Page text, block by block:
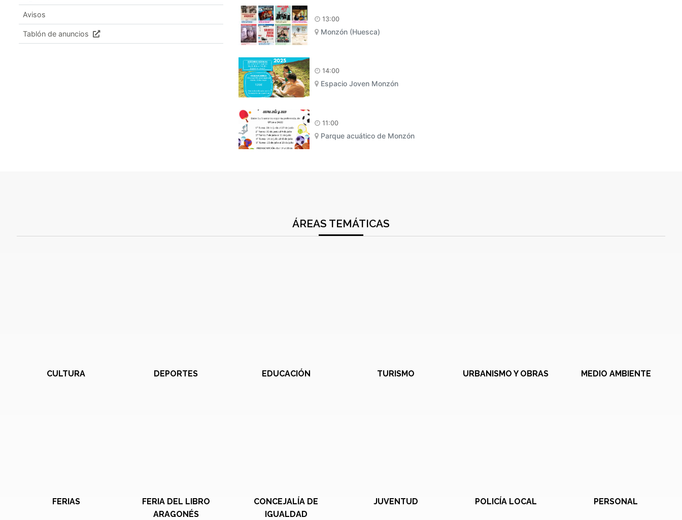
Avisos
Tablón de anuncios
13:00
Monzón (Huesca)
14:00
Espacio Joven Monzón
11:00
Parque acuático de Monzón
ÁREAS TEMÁTICAS
CULTURA DEPORTES EDUCACIÓN TURISMO URBANISMO Y OBRAS MEDIO AMBIENTE
FERIAS
FERIA DEL LIBRO
ARAGONÉS
CONCEJALÍA DE
IGUALDAD
JUVENTUD POLICÍA LOCAL PERSONAL